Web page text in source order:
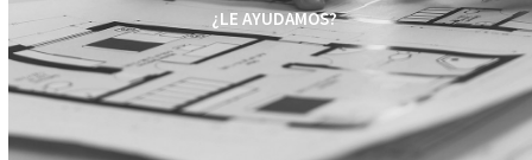
¿LE AYUDAMOS?